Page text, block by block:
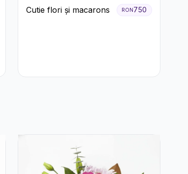
Cutie flori și macarons RON750